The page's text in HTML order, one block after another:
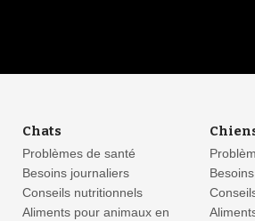
Chats
Problèmes de santé
Besoins journaliers
Conseils nutritionnels
Aliments pour animaux en